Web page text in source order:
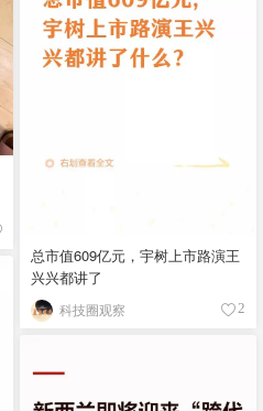
总市值609亿元，宇树上市路演王
兴兴都讲了
科技圈观察 2